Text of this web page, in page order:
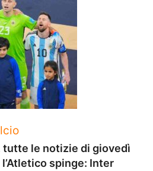
tutte le notizie di giovedì
spinge: Inter